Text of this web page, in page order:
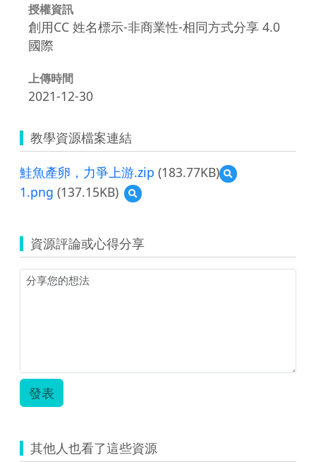
授權資訊
創用CC 姓名標示-非商業性-相同方式分享 4.0
國際
上傳時間
2021-12-30
教學資源檔案連結
鮭魚產卵，力爭上游.zip (183.77KB)
預
覽
爭
1.png (137.15KB)
預
覽
資源評論或心得分享
發表
其他人也看了這些資源